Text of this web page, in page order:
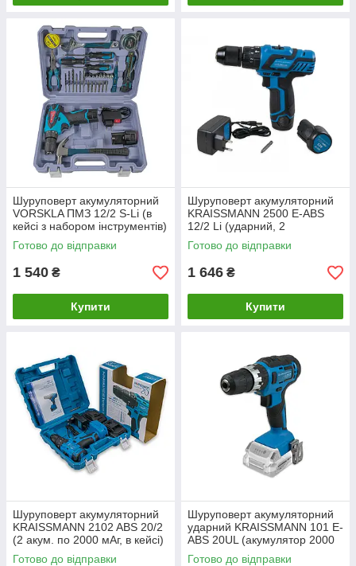
Шуруповерт акумуляторний
VORSKLA ПМЗ 12/2 S-Li (в
кейсі з набором інструментів)
Готово до відправки
1 540 ₴
Купити
Шуруповерт акумуляторний
KRAISSMANN 2500 E-ABS
12/2 Li (ударний, 2
акумулятора, кейс)
Готово до відправки
1 646 ₴
Купити
Шуруповерт акумуляторний
KRAISSMANN 2102 ABS 20/2
(2 акум. по 2000 мАг, в кейсі)
Готово до відправки
Шуруповерт акумуляторний
ударний KRAISSMANN 101 E-
ABS 20UL (акумулятор 2000
мАг та зарядний пристрій)
Готово до відправки